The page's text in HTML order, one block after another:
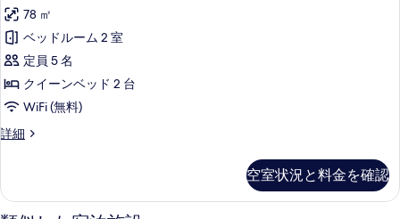
を
表
示
す
る
の
す
べ
て
の
写
表
ド
ル
ー
ム
の
詳
細
ト
2
ベ
ッ
ド
ル
ム
ハ
78 ㎡
ベッドルーム 2 室
定員 5 名
クイーンベッド 2 台
WiFi (無料)
詳細
ス
2
ベ
空室状況と料金を確認